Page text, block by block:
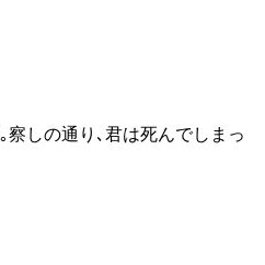
察しの通り､君は死んでしまっ